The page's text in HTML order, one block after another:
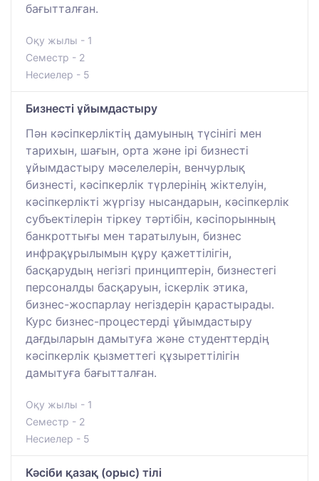
бағытталған.
Оқу жылы - 1
Семестр - 2
Несиелер - 5
Бизнесті ұйымдастыру
Пән кәсіпкерліктің дамуының түсінігі мен
тарихын, шағын, орта және ірі бизнесті
ұйымдастыру мәселелерін, венчурлық
бизнесті, кәсіпкерлік түрлерінің жіктелуін,
кәсіпкерлікті жүргізу нысандарын, кәсіпкерлік
субъектілерін тіркеу тәртібін, кәсіпорынның
банкроттығы мен таратылуын, бизнес
инфрақұрылымын құру қажеттілігін,
басқарудың негізгі принциптерін, бизнестегі
персоналды басқаруын, іскерлік этика,
бизнес-жоспарлау негіздерін қарастырады.
Курс бизнес-процестерді ұйымдастыру
дағдыларын дамытуға және студенттердің
кәсіпкерлік қызметтегі құзыреттілігін
дамытуға бағытталған.
Оқу жылы - 1
Семестр - 2
Несиелер - 5
Кәсіби қазақ (орыс) тілі